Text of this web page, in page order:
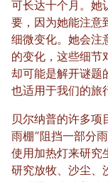
可长达十个月。她
要，因为她能注意
细微变化。她会注
的变化，这些细节
却可能是解开谜题
也适用于我们的旅
贝尔纳普的许多项
雨棚”阻挡一部分
使用加热灯来研究
研究放牧、沙尘、